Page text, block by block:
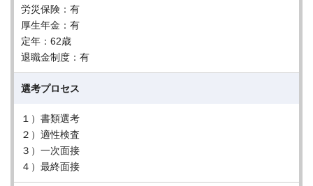
労災保険：有
厚生年金：有
定年：62歳
退職金制度：有
選考プロセス
１）書類選考
２）適性検査
３）一次面接
４）最終面接